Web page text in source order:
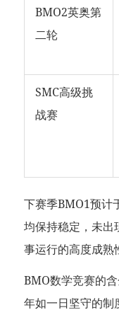
BMO2英奥第
二轮
SMC高级挑
战赛
下赛季BMO1预计
均保持稳定，未出
事运行的高度成熟
BMO数学竞赛的
年如一日坚守的制